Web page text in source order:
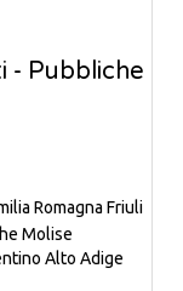
- Pubbliche
Romagna Friuli
Molise
Alto Adige